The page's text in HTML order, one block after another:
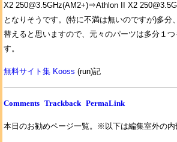
X2 250@3.5GHz(AM2+)⇒Athlon II X2
となりそうです。(特に不満は無いのですが)多分
替えると思いますので、元々のパーツは多分１
す。
無料サイト集 Kooss (run)記
Comments Trackback PermaLink
本日のお勧めページ一覧。※以下は編集室外の内